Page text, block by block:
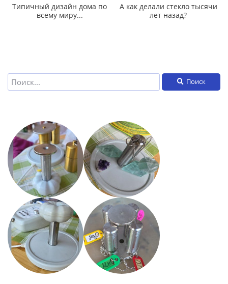
Типичный дизайн дома по
всему миру...
А как делали стекло тысячи
лет назад?
Поиск